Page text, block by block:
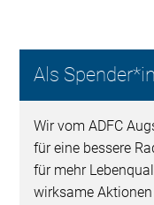
Als
Wir vom ADFC
für eine bessere
für mehr
wirksame